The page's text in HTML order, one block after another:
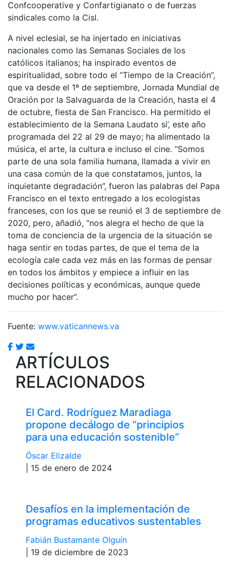
Confcooperative y Confartigianato o de fuerzas
sindicales como la Cisl.
A nivel eclesial, se ha injertado en iniciativas
nacionales como las Semanas Sociales de los
católicos italianos; ha inspirado eventos de
espiritualidad, sobre todo el “Tiempo de la Creación”,
que va desde el 1º de septiembre, Jornada Mundial de
Oración por la Salvaguarda de la Creación, hasta el 4
de octubre, fiesta de San Francisco. Ha permitido el
establecimiento de la Semana Laudato si’, este año
programada del 22 al 29 de mayo; ha alimentado la
música, el arte, la cultura e incluso el cine. “Somos
parte de una sola familia humana, llamada a vivir en
una casa común de la que constatamos, juntos, la
inquietante degradación”, fueron las palabras del Papa
Francisco en el texto entregado a los ecologistas
franceses, con los que se reunió el 3 de septiembre de
2020, pero, añadió, “nos alegra el hecho de que la
toma de conciencia de la urgencia de la situación se
haga sentir en todas partes, de que el tema de la
ecología cale cada vez más en las formas de pensar
en todos los ámbitos y empiece a influir en las
decisiones políticas y económicas, aunque quede
mucho por hacer”.
Fuente: www.vaticannews.va
ARTÍCULOS
RELACIONADOS
El Card. Rodríguez Maradiaga
propone decálogo de “principios
para una educación sostenible”
Óscar Elizalde
| 15 de enero de 2024
Desafíos en la implementación de
programas educativos sustentables
Fabián Bustamante Olguín
| 19 de diciembre de 2023